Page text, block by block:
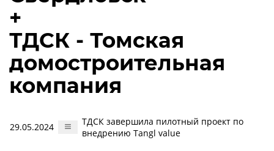
+
ТДСК - Томская
домостроительная
компания
29.05.2024
ТДСК завершила пилотный проект по
внедрению Tangl value